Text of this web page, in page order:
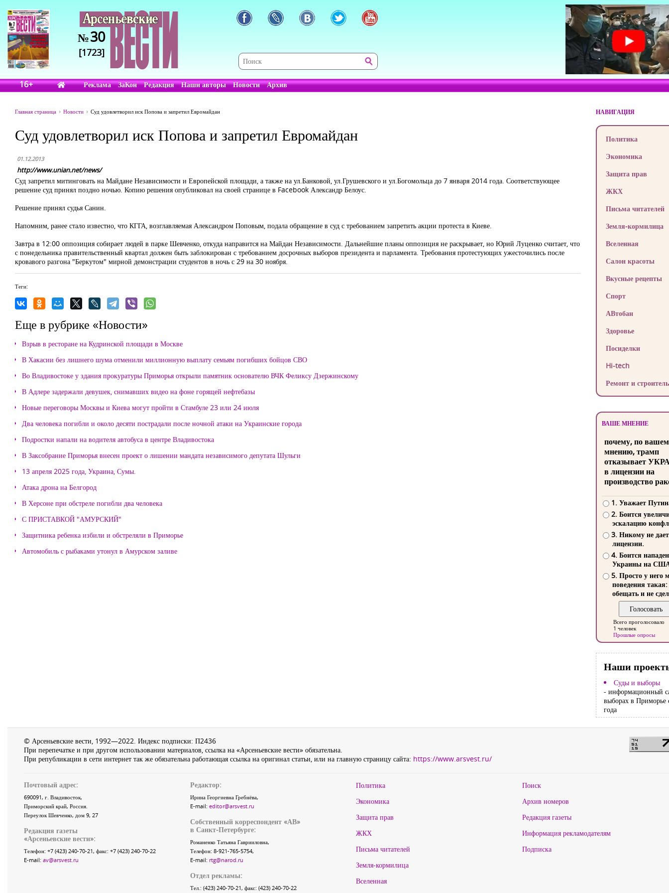
№30
[1723]
16+ Реклама ЗаКон Редакция Наши авторы Новости Архив
Главная страница Новости Суд удовлетворил иск Попова и запретил Евромайдан
Суд удовлетворил иск Попова и запретил Евромайдан
01.12.2013
http://www.unian.net/news/
Суд запретил митинговать на Майдане Независимости и Европейской площади, а также на ул.Банковой, ул.Грушевского и ул.Богомольца до 7 января 2014 года. Соответствующее
решение суд принял поздно ночью. Копию решения опубликовал на своей странице в Facebook Александр Белоус.
Решение принял судья Санин.
Напомним, ранее стало известно, что КГГА, возглавляемая Александром Поповым, подала обращение в суд с требованием запретить акции протеста в Киеве.
Завтра в 12:00 оппозиция собирает людей в парке Шевченко, откуда направится на Майдан Независимости. Дальнейшие планы оппозиция не раскрывает, но Юрий Луценко считает, что
с понедельника правительственный квартал должен быть заблокирован с требованием досрочных выборов президента и парламента. Требования протестующих ужесточились после
кровавого разгона "Беркутом" мирной демонстрации студентов в ночь с 29 на 30 ноября.
Теги:
Еще в рубрике «Новости»
Взрыв в ресторане на Кудринской площади в Москве
В Хакасии без лишнего шума отменили миллионную выплату семьям погибших бойцов СВО
Во Владивостоке у здания прокуратуры Приморья открыли памятник основателю ВЧК Феликсу Дзержинскому
В Адлере задержали девушек, снимавших видео на фоне горящей нефтебазы
Новые переговоры Москвы и Киева могут пройти в Стамбуле 23 или 24 июля
Два человека погибли и около десяти пострадали после ночной атаки на Украинские города
Подростки напали на водителя автобуса в центре Владивостока
В Заксобрание Приморья внесен проект о лишении мандата независимого депутата Шульги
13 апреля 2025 года, Украина, Сумы.
Атака дрона на Белгород
В Херсоне при обстреле погибли два человека
С ПРИСТАВКОЙ "АМУРСКИЙ"
Защитника ребенка избили и обстреляли в Приморье
Автомобиль с рыбаками утонул в Амурском заливе
НАВИГАЦИЯ
Политика
Экономика
Защита прав
ЖКХ
Письма читателей
Земля-кормилица
Вселенная
Салон красоты
Вкусные рецепты
Спорт
АВтобан
Здоровье
Посиделки
Hi-tech
Ремонт и
ВАШЕ МНЕНИЕ
почему, по
мнению, трамп
отказывает
в лицензии на
производство
1. Уважает
2. Боится
эскалацию
3. Никому не
лицензии.
4. Боится
Украины на
5. Просто у него
поведения такая:
обещать и не
Всего проголосовало
1 человек
Прошлые опросы
Наши
Суды и выборы
- информационный
выборах в Приморье
года
© Арсеньевские вести, 1992—2022. Индекс подписки: П2436
При перепечатке и при другом использовании материалов, ссылка на «Арсеньевские вести» обязательна.
При републикации в сети интернет так же обязательна работающая ссылка на оригинал статьи, или на главную страницу сайта: https://www.arsvest.ru/
Почтовый адрес:
690091, г. Владивосток,
Приморский край, Россия.
Переулок Шевченко, дом 9, 27
Редакция газеты
«Арсеньевские вести»:
Телефон: +7 (423) 240-70-21, факс: +7 (423) 240-70-22
E-mail: av@arsvest.ru
Редактор:
Ирина Георгиевна Гребнёва,
E-mail: editor@arsvest.ru
Собственный корреспондент «АВ»
в Санкт-Петербурге:
Романенко Татьяна Гаврииловна,
Телефон: 8-921-765-5754,
E-mail: rtg@narod.ru
Отдел рекламы:
Тел.: (423) 240-70-21, факс: (423) 240-70-22
Политика
Экономика
Защита прав
ЖКХ
Письма читателей
Земля-кормилица
Вселенная
Поиск
Архив номеров
Редакция газеты
Информация рекламодателям
Подписка